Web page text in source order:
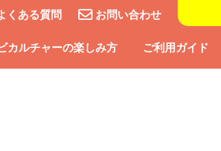
くある質問 お問い合わせ
カルチャーの楽しみ方 ご利用ガイド